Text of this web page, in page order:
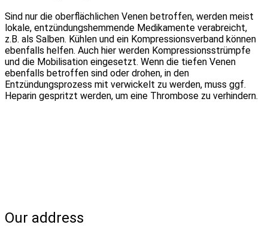
Sind nur die oberflächlichen Venen betroffen, werden meist
lokale, entzündungshemmende Medikamente verabreicht,
z.B. als Salben. Kühlen und ein Kompressionsverband können
ebenfalls helfen. Auch hier werden Kompressionsstrümpfe
und die Mobilisation eingesetzt. Wenn die tiefen Venen
ebenfalls betroffen sind oder drohen, in den
Entzündungsprozess mit verwickelt zu werden, muss ggf.
Heparin gespritzt werden, um eine Thrombose zu verhindern.
Our address